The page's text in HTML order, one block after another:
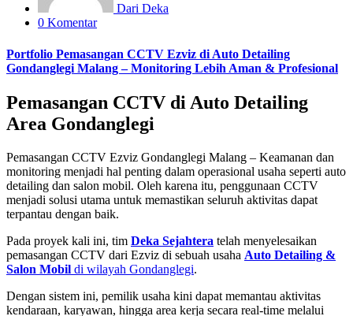
Dari Deka
0 Komentar
Portfolio Pemasangan CCTV Ezviz di Auto Detailing
Gondanglegi Malang – Monitoring Lebih Aman & Profesional
Pemasangan CCTV di Auto Detailing
Area Gondanglegi
Pemasangan CCTV Ezviz Gondanglegi Malang – Keamanan dan
monitoring menjadi hal penting dalam operasional usaha seperti auto
detailing dan salon mobil. Oleh karena itu, penggunaan CCTV
menjadi solusi utama untuk memastikan seluruh aktivitas dapat
terpantau dengan baik.
Pada proyek kali ini, tim Deka Sejahtera telah menyelesaikan
pemasangan CCTV dari Ezviz di sebuah usaha Auto Detailing &
Salon Mobil di wilayah Gondanglegi.
Dengan sistem ini, pemilik usaha kini dapat memantau aktivitas
kendaraan, karyawan, hingga area kerja secara real-time melalui